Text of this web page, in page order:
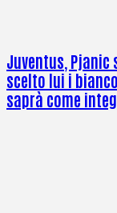
Juventus, Pjanic
scelto lui i
saprà come